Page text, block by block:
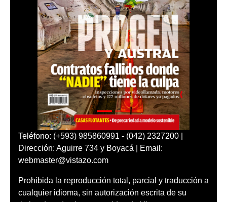
Teléfono: (+593) 985860991 - (042) 2327200 |
Dirección: Aguirre 734 y Boyacá | Email:
webmaster@vistazo.com
Prohibida la reproducción total, parcial y traducción a
cualquier idioma, sin autorización escrita de su